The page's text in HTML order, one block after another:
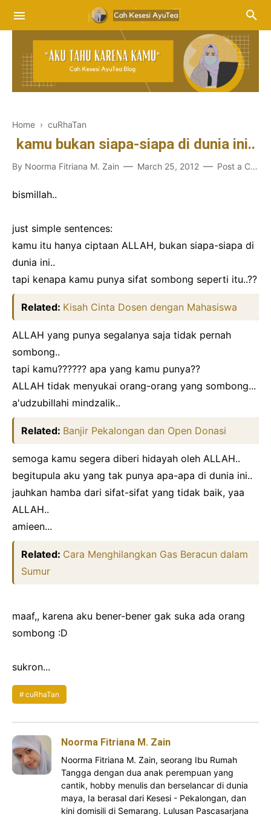
Home › cuRhaTan
kamu bukan siapa-siapa di dunia ini..
By Noorma Fitriana M. Zain March 25, 2012 Post a Comment
bismillah..
just simple sentences:
kamu itu hanya ciptaan ALLAH, bukan siapa-siapa di
dunia ini..
tapi kenapa kamu punya sifat sombong seperti itu..??
Related: Kisah Cinta Dosen dengan Mahasiswa
ALLAH yang punya segalanya saja tidak pernah
sombong..
tapi kamu?????? apa yang kamu punya??
ALLAH tidak menyukai orang-orang yang sombong...
a'udzubillahi mindzalik..
Related: Banjir Pekalongan dan Open Donasi
semoga kamu segera diberi hidayah oleh ALLAH..
begitupula aku yang tak punya apa-apa di dunia ini..
jauhkan hamba dari sifat-sifat yang tidak baik, yaa
ALLAH..
amieen...
Related: Cara Menghilangkan Gas Beracun dalam
Sumur
maaf,, karena aku bener-bener gak suka ada orang
sombong :D
sukron...
cuRhaTan
Noorma Fitriana M. Zain
Noorma Fitriana M. Zain, seorang Ibu Rumah
Tangga dengan dua anak perempuan yang
cantik, hobby menulis dan berselancar di dunia
maya, Ia berasal dari Kesesi - Pekalongan, dan
kini domisili di Semarang. Lulusan Pascasarjana